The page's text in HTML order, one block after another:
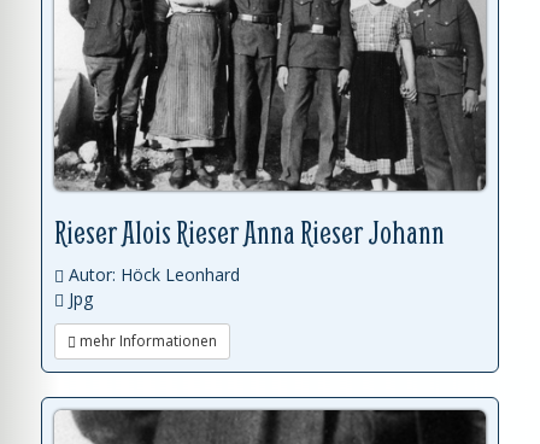
Rieser Alois Rieser Anna Rieser Johann
Autor: Höck Leonhard
Jpg
mehr Informationen